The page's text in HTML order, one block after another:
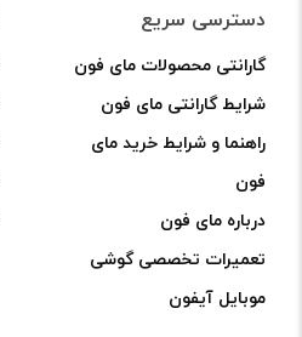
دسترسی سریع
گارانتی محصولات مای فون
شرایط گارانتی مای فون
راهنما و شرایط خرید مای
فون
درباره مای فون
تعمیرات تخصصی گوشی
موبایل آیفون